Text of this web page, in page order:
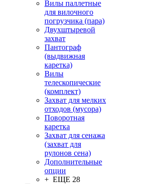
Вилы паллетные
для вилочного
погрузчика (пара)
Двухштыревой
захват
Пантограф
(выдвижная
каретка)
Вилы
телескопические
(комплект)
Захват для мелких
отходов (мусора)
Поворотная
каретка
Захват для сенажа
(захват для
рулонов сена)
Дополнительные
опции
+ ЕЩЕ 28